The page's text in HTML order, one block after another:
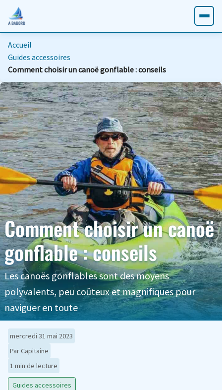
Accueil
Guides accessoires
Comment choisir un canoë gonflable : conseils
Comment choisir un canoë
gonflable : conseils
Les canoës gonflables sont des moyens
polyvalents, peu coûteux et magnifiques pour
naviguer en toute
mercredi 31 mai 2023
Par Capitaine
1 min de lecture
Guides accessoires